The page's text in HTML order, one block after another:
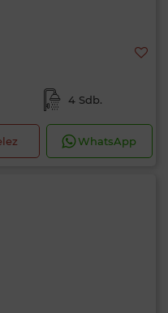
4 Sdb.
WhatsApp